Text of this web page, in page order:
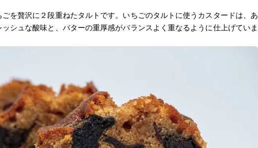
を贅沢に２段重ねたタルトです。いちごのタルトに使うカスタードは、あ
シュな酸味と、バターの重厚感がバランスよく重なるように仕上げていま